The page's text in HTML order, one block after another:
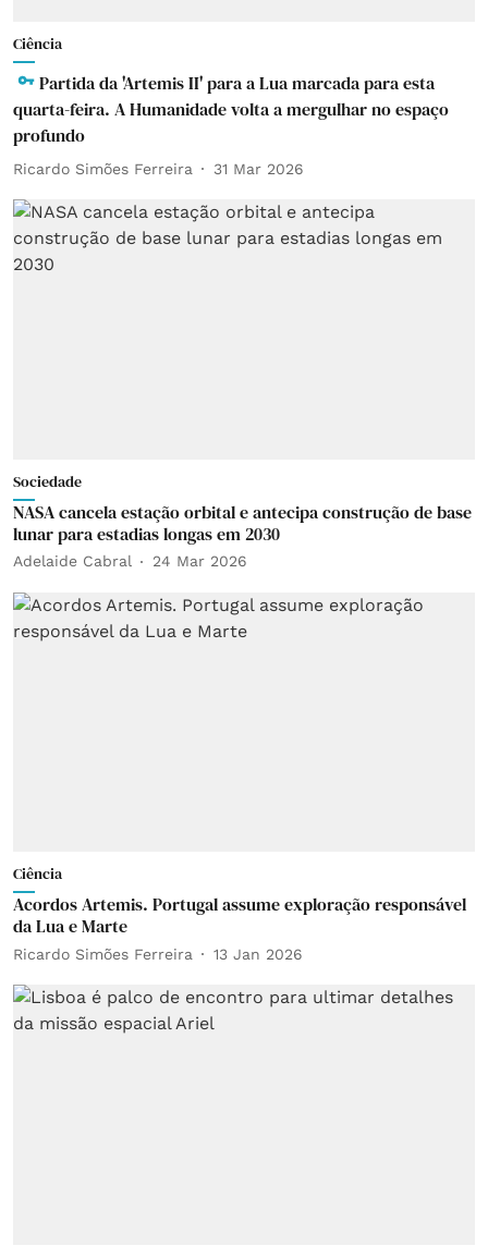
Ciência
Partida da 'Artemis II' para a Lua marcada para esta
quarta-feira. A Humanidade volta a mergulhar no espaço
profundo
Ricardo Simões Ferreira 31 Mar 2026
Sociedade
NASA cancela estação orbital e antecipa construção de base
lunar para estadias longas em 2030
Adelaide Cabral 24 Mar 2026
Ciência
Acordos Artemis. Portugal assume exploração responsável
da Lua e Marte
Ricardo Simões Ferreira 13 Jan 2026